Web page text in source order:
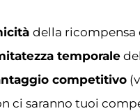
della ricompensa
temporale
competitivo
ci saranno tuoi